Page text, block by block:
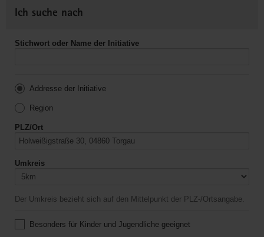
Ich suche nach
Stichwort oder Name der Initiative
Addresse der Initiative
Region
PLZ/Ort
Umkreis
Der Umkreis bezieht sich auf den Mittelpunkt der PLZ-/Ortsangabe.
Besonders für Kinder und Jugendliche geeignet